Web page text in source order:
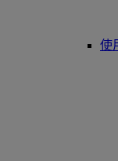
使